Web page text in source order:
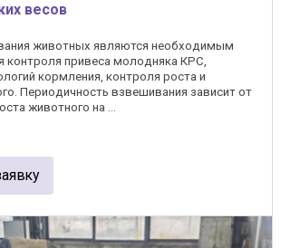
весов
животных являются необходимым
контроля привеса молодняка КРС,
кормления, контроля роста и
Периодичность взвешивания зависит от
животного на ...